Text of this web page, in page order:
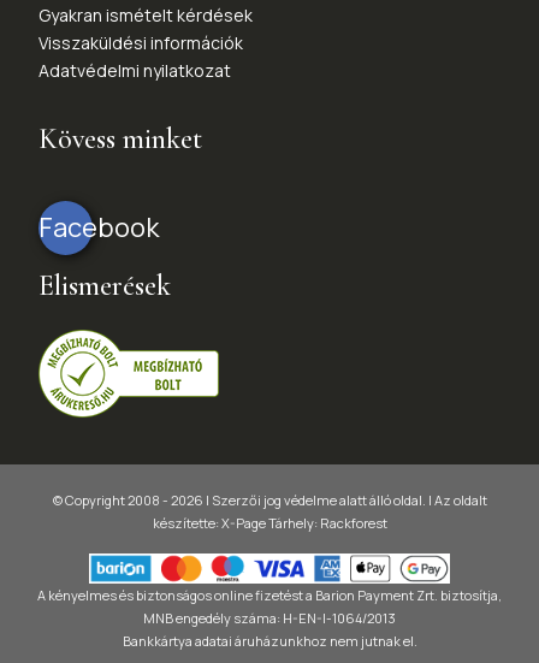
Gyakran ismételt kérdések
Visszaküldési információk
Adatvédelmi nyilatkozat
Kövess minket
Facebook
Elismerések
© Copyright 2008 - 2026 | Szerzői jog védelme alatt álló oldal. | Az oldalt
készítette: X-PageTárhely: Rackforest
A kényelmes és biztonságos online fizetést a Barion Payment Zrt. biztosítja,
MNB engedély száma: H-EN-I-1064/2013
Bankkártya adatai áruházunkhoz nem jutnak el.